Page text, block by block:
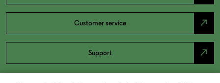
Customer service north_east
Support north_east